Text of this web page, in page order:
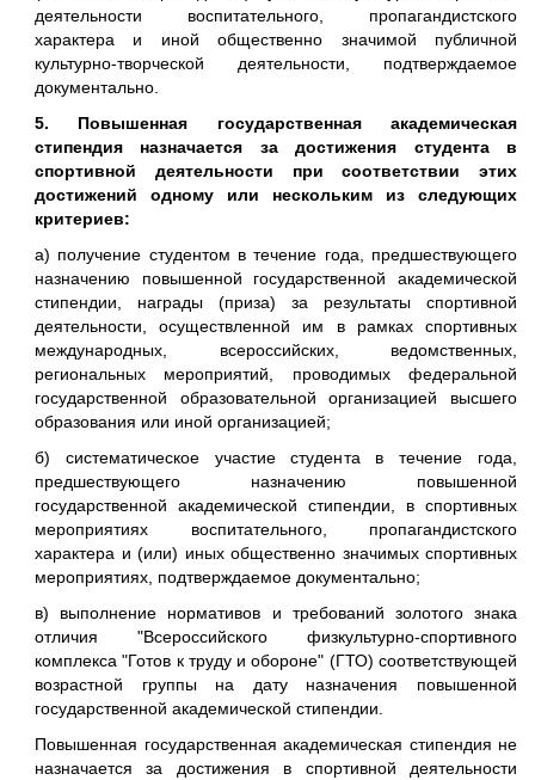
деятельности воспитательного, пропагандистского
характера и иной общественно значимой публичной
культурно-творческой деятельности, подтверждаемое
документально.
5. Повышенная государственная академическая
стипендия назначается за достижения студента в
спортивной деятельности при соответствии этих
достижений одному или нескольким из следующих
критериев:
а) получение студентом в течение года, предшествующего
назначению повышенной государственной академической
стипендии, награды (приза) за результаты спортивной
деятельности, осуществленной им в рамках спортивных
международных, всероссийских, ведомственных,
региональных мероприятий, проводимых федеральной
государственной образовательной организацией высшего
образования или иной организацией;
б) систематическое участие студента в течение года,
предшествующего назначению повышенной
государственной академической стипендии, в спортивных
мероприятиях воспитательного, пропагандистского
характера и (или) иных общественно значимых спортивных
мероприятиях, подтверждаемое документально;
в) выполнение нормативов и требований золотого знака
отличия "Всероссийского физкультурно-спортивного
комплекса "Готов к труду и обороне" (ГТО) соответствующей
возрастной группы на дату назначения повышенной
государственной академической стипендии.
Повышенная государственная академическая стипендия не
назначается за достижения в спортивной деятельности